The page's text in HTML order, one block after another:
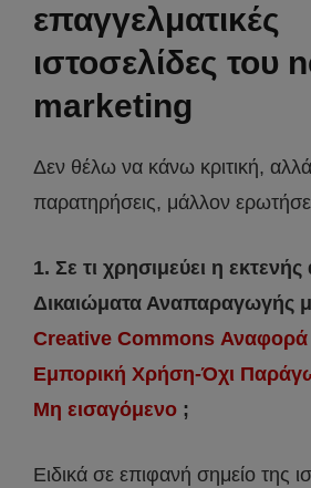
επαγγελματικές
ιστοσελίδες του
marketing
Δεν θέλω να κάνω κριτική,
παρατηρήσεις, μάλλον
1. Σε τι χρησιμεύει η
Δικαιώματα Αναπαραγωγής
Creative Commons
Εμπορική Χρήση-Όχι
Μη εισαγόμενο ;
Ειδικά σε επιφανή σημείο της